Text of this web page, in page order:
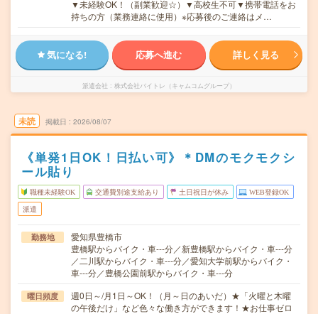
▼未経験OK！（副業歓迎☆）▼高校生不可▼携帯電話をお
持ちの方（業務連絡に使用）※応募後のご連絡はメ…
気になる! 応募へ進む 詳しく見る
派遣会社 株式会社バイトレ（キャムコムグループ）
未読 掲載日 2026/08/07
《単発1日OK！日払い可》＊DMのモクモクシ
ール貼り
職種未経験OK 交通費別途支給あり 土日祝日が休み WEB登録OK
派遣
勤務地
愛知県豊橋市
豊橋駅からバイク・車---分／新豊橋駅からバイク・車---分
／二川駅からバイク・車---分／愛知大学前駅からバイク・
車---分／豊橋公園前駅からバイク・車---分
曜日頻度
週0日～/月1日～OK！（月～日のあいだ）★「火曜と木曜
の午後だけ」など色々な働き方ができます！★お仕事ゼロ